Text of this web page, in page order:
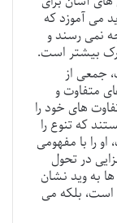
می آموزد که
نمی رسند و
بیشتر است.
جمعی از
متفاوت و
های خود را
که تنوع را
را با مفهومی
در تحول
به وید نشان
است، بلکه می